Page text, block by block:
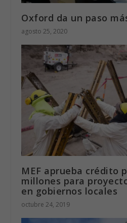
Oxford da un paso
agosto 25, 2020
MEF aprueba crédito
millones para
en gobiernos locales
octubre 24, 2019